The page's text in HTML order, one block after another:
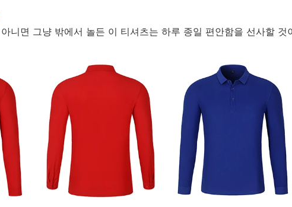
니면 그냥 밖에서 놀든 이 티셔츠는 하루 종일 편안함을 선사할